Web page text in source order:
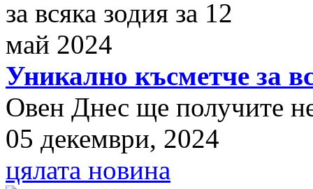
Уникално късметче за
Овен Днес ще получите
05 декември, 2024
цялата новина